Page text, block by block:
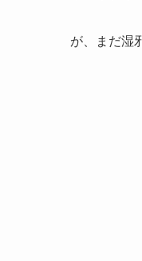
が、まだ湿